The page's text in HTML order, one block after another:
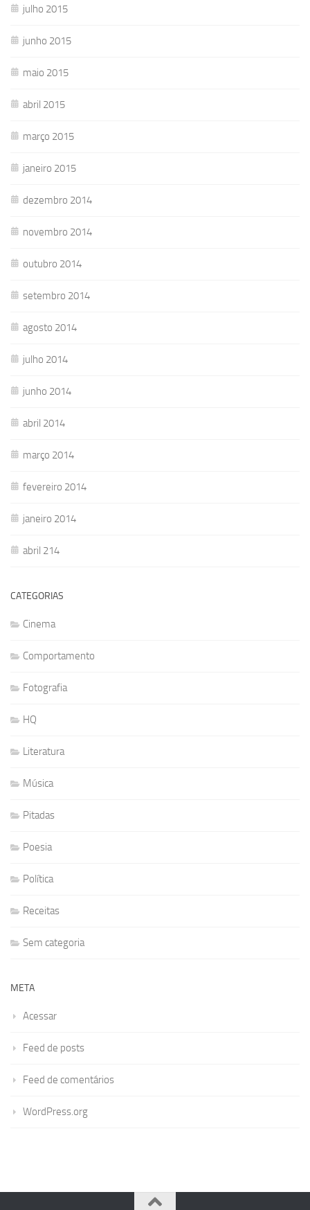
julho 2015
junho 2015
maio 2015
abril 2015
março 2015
janeiro 2015
dezembro 2014
novembro 2014
outubro 2014
setembro 2014
agosto 2014
julho 2014
junho 2014
abril 2014
março 2014
fevereiro 2014
janeiro 2014
abril 214
CATEGORIAS
Cinema
Comportamento
Fotografia
HQ
Literatura
Música
Pitadas
Poesia
Política
Receitas
Sem categoria
META
Acessar
Feed de posts
Feed de comentários
WordPress.org